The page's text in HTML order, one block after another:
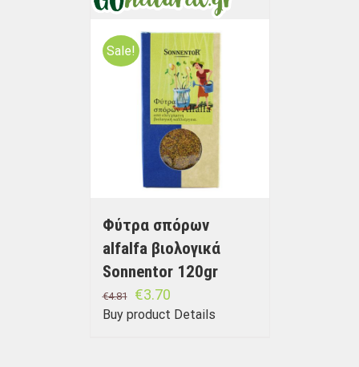
Sale!
Φύτρα σπόρων
alfalfa βιολογικά
Sonnentor 120gr
€4.81 €3.70
Buy product Details